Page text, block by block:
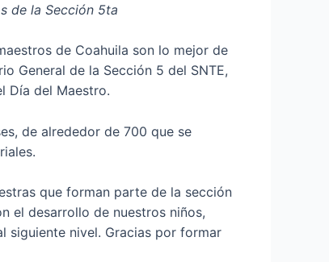
de la Sección 5ta
de Coahuila son lo mejor de
General de la Sección 5 del SNTE,
Día del Maestro.
de alrededor de 700 que se
que forman parte de la sección
el desarrollo de nuestros niños,
siguiente nivel. Gracias por formar